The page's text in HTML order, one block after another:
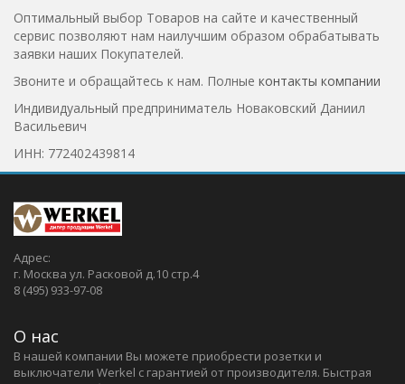
Оптимальный выбор Товаров на сайте и качественный
сервис позволяют нам наилучшим образом обрабатывать
заявки наших Покупателей.
Звоните и обращайтесь к нам. Полные контакты компании
Индивидуальный предприниматель Новаковский Даниил
Васильевич
ИНН: 772402439814
Адрес:
г. Москва ул. Расковой д.10 стр.4
8 (495) 933-97-08
О нас
В нашей компании Вы можете приобрести розетки и
выключатели Werkel c гарантией от производителя. Быстрая